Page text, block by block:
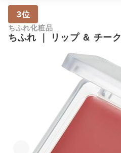
3位
ちふれ化粧品
ちふれ ｜ リップ ＆ チー